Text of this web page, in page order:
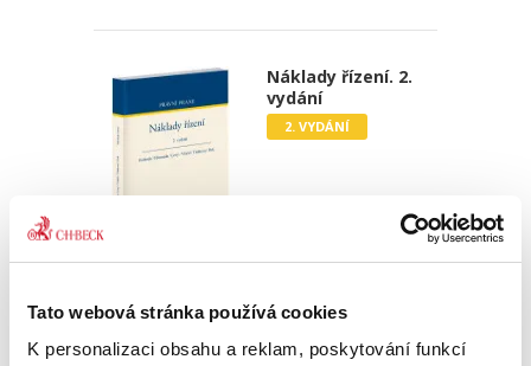
Tato webová stránka používá cookies
K personalizaci obsahu a reklam, poskytování funkcí
Náklady řízení. 2.
vydání
2. VYDÁNÍ
790,00 Kč